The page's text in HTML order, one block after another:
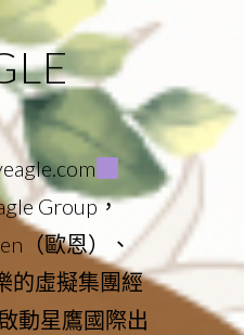
Group，
（歐恩）、
的虛擬集團經
動星鷹國際出